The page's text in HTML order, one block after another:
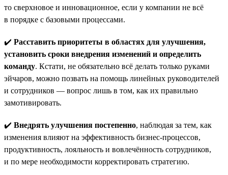
то сверхновое и инновационное, если у компании не всё
в порядке с базовыми процессами.
✔️ Расставить приоритеты в областях для улучшения,
установить сроки внедрения изменений и определить
команду. Кстати, не обязательно всё делать только руками
эйчаров, можно позвать на помощь линейных руководителей
и сотрудников — вопрос лишь в том, как их правильно
замотивировать.
✔️ Внедрять улучшения постепенно, наблюдая за тем, как
изменения влияют на эффективность бизнес-процессов,
продуктивность, лояльность и вовлечённость сотрудников,
и по мере необходимости корректировать стратегию.